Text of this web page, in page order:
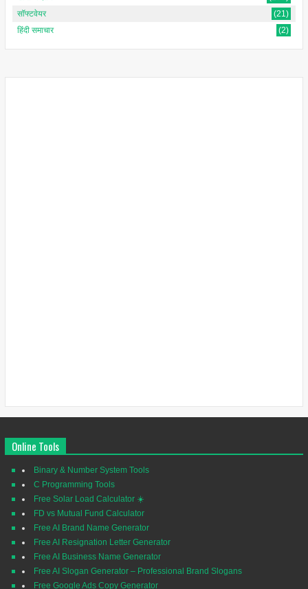
सॉफ्टवेयर
(21)
हिंदी समाचार
(2)
Online Tools
Binary & Number System Tools
C Programming Tools
Free Solar Load Calculator ☀️
FD vs Mutual Fund Calculator
Free AI Brand Name Generator
Free AI Resignation Letter Generator
Free AI Business Name Generator
Free AI Slogan Generator – Professional Brand Slogans
Free Google Ads Copy Generator